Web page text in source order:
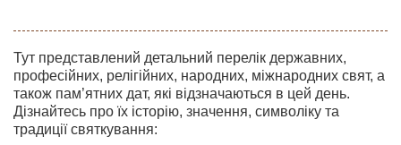
Тут представлений детальний перелік державних,
професійних, релігійних, народних, міжнародних свят, а
також пам’ятних дат, які відзначаються в цей день.
Дізнайтесь про їх історію, значення, символіку та
традиції святкування: